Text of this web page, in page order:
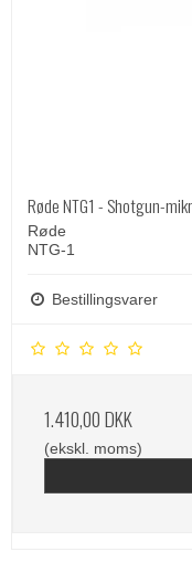
Røde NTG1 - Shotgun-
Røde
NTG-1
Bestillingsvarer
1.410,00 DKK
(ekskl. moms)